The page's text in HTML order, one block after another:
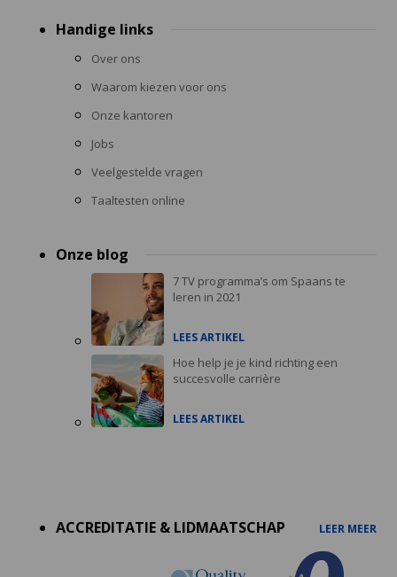
Handige links
Over ons
Waarom kiezen voor ons
Onze kantoren
Jobs
Veelgestelde vragen
Taaltesten online
Onze blog
7 TV programma’s om Spaans te
leren in 2021
LEES ARTIKEL
Hoe help je je kind richting een
succesvolle carrière
LEES ARTIKEL
ACCREDITATIE & LIDMAATSCHAP
LEER MEER